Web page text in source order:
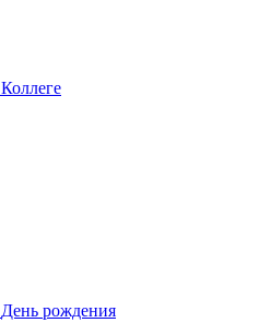
Коллеге
День рождения